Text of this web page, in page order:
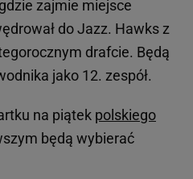
zajmie miejsce
do Jazz. Hawks z
drafcie. Będą
jako 12. zespół.
na piątek polskiego
będą wybierać